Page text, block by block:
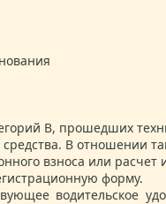
B, прошедших
В отношении
взноса или расчет
форму.
водительское